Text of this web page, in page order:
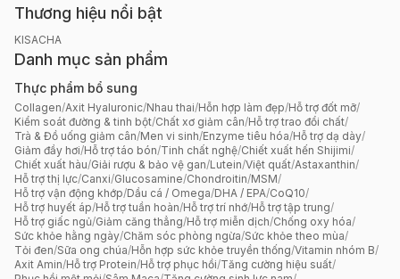
Thương hiệu nổi bật
KISACHA
Danh mục sản phẩm
Thực phẩm bổ sung
Collagen/Axit Hyaluronic/Nhau thai/Hỗn hợp làm đẹp/Hỗ trợ đốt mỡ/
Kiểm soát đường & tinh bột/Chất xơ giảm cân/Hỗ trợ trao đổi chất/
Trà & Đồ uống giảm cân/Men vi sinh/Enzyme tiêu hóa/Hỗ trợ dạ dày/
Giảm đầy hơi/Hỗ trợ táo bón/Tinh chất nghệ/Chiết xuất hến Shijimi/
Chiết xuất hàu/Giải rượu & bảo vệ gan/Lutein/Việt quất/Astaxanthin/
Hỗ trợ thị lực/Canxi/Glucosamine/Chondroitin/MSM/
Hỗ trợ vận động khớp/Dầu cá / Omega/DHA / EPA/CoQ10/
Hỗ trợ huyết áp/Hỗ trợ tuần hoàn/Hỗ trợ trí nhớ/Hỗ trợ tập trung/
Hỗ trợ giấc ngủ/Giảm căng thẳng/Hỗ trợ miễn dịch/Chống oxy hóa/
Sức khỏe hằng ngày/Chăm sóc phòng ngừa/Sức khỏe theo mùa/
Tỏi đen/Sữa ong chúa/Hỗn hợp sức khỏe truyền thống/Vitamin nhóm B/
Axit Amin/Hỗ trợ Protein/Hỗ trợ phục hồi/Tăng cường hiệu suất/